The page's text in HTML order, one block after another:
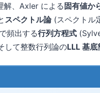
解、Axler による固有値か
スペクトル論(スペクトル
頻出する行列方程式
して整数行列論のLLL 基底